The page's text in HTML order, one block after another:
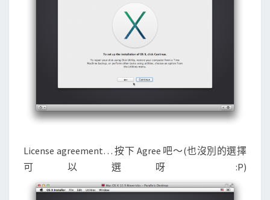
License agreement… 按下 Agree 吧～(也沒別的選擇
可以選呀 :P)